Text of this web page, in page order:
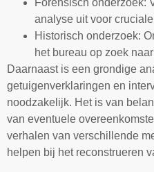
Forensisch onderzoek:
analyse uit voor
Historisch onderzoek:
het bureau op zoek
Daarnaast is een grondige
getuigenverklaringen en
noodzakelijk. Het is van
van eventuele
verhalen van verschillende
helpen bij het reconstrueren